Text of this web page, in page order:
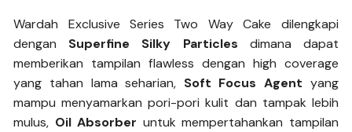
Wardah Exclusive Series Two Way Cake dilengkapi
dengan Superfine Silky Particles dimana dapat
memberikan tampilan flawless dengan high coverage
yang tahan lama seharian, Soft Focus Agent yang
mampu menyamarkan pori-pori kulit dan tampak lebih
mulus, Oil Absorber untuk mempertahankan tampilan